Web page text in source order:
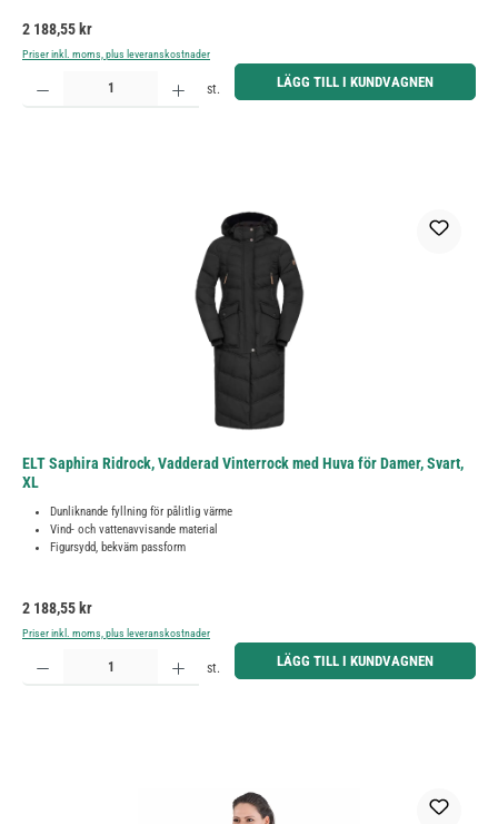
Ordinarie pris:
2 188,55 kr
Priser inkl. moms, plus leveranskostnader
Produktkvantitet: Ange önskat belopp eller använd knapparna för att öka eller minska kvantiteten.
st. LÄGG TILL I KUNDVAGNEN
ELT Saphira Ridrock, Vadderad Vinterrock med Huva för Damer, Svart,
XL
Dunliknande fyllning för pålitlig värme
Vind- och vattenavvisande material
Figursydd, bekväm passform
Ordinarie pris:
2 188,55 kr
Priser inkl. moms, plus leveranskostnader
Produktkvantitet: Ange önskat belopp eller använd knapparna för att öka eller minska kvantiteten.
st. LÄGG TILL I KUNDVAGNEN